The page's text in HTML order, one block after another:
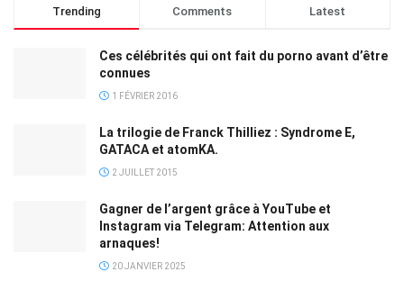
Trending Comments Latest
Ces célébrités qui ont fait du porno avant d’être
connues
1 FÉVRIER 2016
La trilogie de Franck Thilliez : Syndrome E,
GATACA et atomKA.
2 JUILLET 2015
Gagner de l’argent grâce à YouTube et
Instagram via Telegram: Attention aux
arnaques!
20 JANVIER 2025